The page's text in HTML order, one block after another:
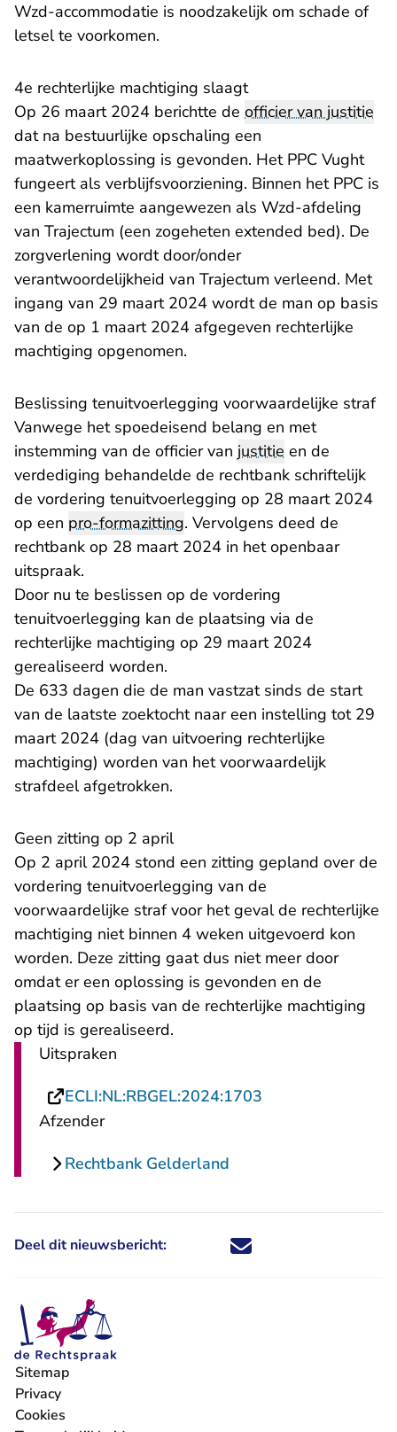
Wzd-accommodatie is noodzakelijk om schade of
letsel te voorkomen.
4e rechterlijke machtiging slaagt
Op 26 maart 2024 berichtte de officier van justitie
dat na bestuurlijke opschaling een
maatwerkoplossing is gevonden. Het PPC Vught
fungeert als verblijfsvoorziening. Binnen het PPC is
een kamerruimte aangewezen als Wzd-afdeling
van Trajectum (een zogeheten extended bed). De
zorgverlening wordt door/onder
verantwoordelijkheid van Trajectum verleend. Met
ingang van 29 maart 2024 wordt de man op basis
van de op 1 maart 2024 afgegeven rechterlijke
machtiging opgenomen.
Beslissing tenuitvoerlegging voorwaardelijke straf
Vanwege het spoedeisend belang en met
instemming van de officier van justitie en de
verdediging behandelde de rechtbank schriftelijk
de vordering tenuitvoerlegging op 28 maart 2024
op een pro-formazitting. Vervolgens deed de
rechtbank op 28 maart 2024 in het openbaar
uitspraak.
Door nu te beslissen op de vordering
tenuitvoerlegging kan de plaatsing via de
rechterlijke machtiging op 29 maart 2024
gerealiseerd worden.
De 633 dagen die de man vastzat sinds de start
van de laatste zoektocht naar een instelling tot 29
maart 2024 (dag van uitvoering rechterlijke
machtiging) worden van het voorwaardelijk
strafdeel afgetrokken.
Geen zitting op 2 april
Op 2 april 2024 stond een zitting gepland over de
vordering tenuitvoerlegging van de
voorwaardelijke straf voor het geval de rechterlijke
machtiging niet binnen 4 weken uitgevoerd kon
worden. Deze zitting gaat dus niet meer door
omdat er een oplossing is gevonden en de
plaatsing op basis van de rechterlijke machtiging
op tijd is gerealiseerd.
Uitspraken
ECLI:NL:RBGEL:2024:1703
Afzender
Rechtbank Gelderland
Deel dit nieuwsbericht: Deel dit nieuwsbericht via X -
Deel dit nieuwsbericht via
Deel dit nieuwsbericht
Deel dit
Sitemap
Privacy
Cookies